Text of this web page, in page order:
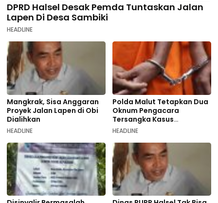
DPRD Halsel Desak Pemda Tuntaskan Jalan
Lapen Di Desa Sambiki
HEADLINE
Mangkrak, Sisa Anggaran
Proyek Jalan Lapen di Obi
Dialihkan
HEADLINE
Polda Malut Tetapkan Dua
Oknum Pengacara
Tersangka Kasus
Pemalsuan Dokumen
HEADLINE